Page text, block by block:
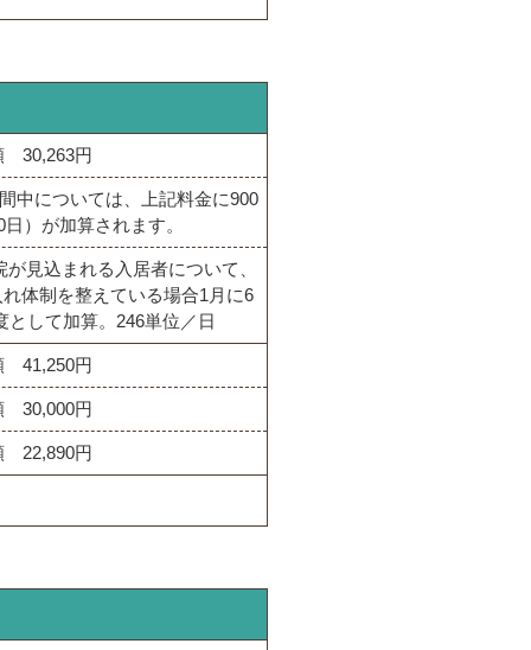
30,263円
中については、上記料金に900
）が加算されます。
見込まれる入居者について、
体制を整えている場合1月に6
として加算。246単位／日
41,250円
30,000円
22,890円